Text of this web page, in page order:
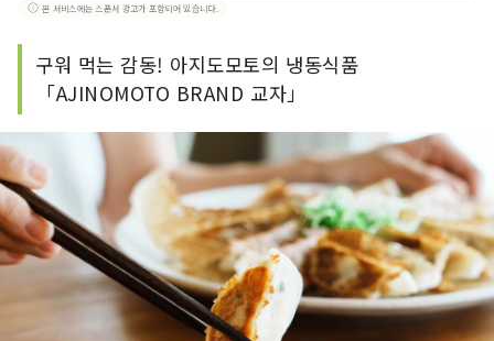
본 서비스에는 스폰서 광고가 포함되어 있습니다.
구워 먹는 감동! 아지도모토의 냉동식품
「AJINOMOTO BRAND 교자」